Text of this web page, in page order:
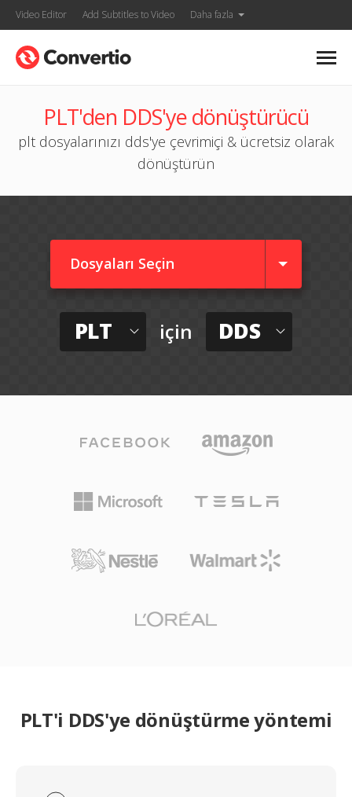
Video Editor Add Subtitles to Video Daha fazla
PLT'den DDS'ye dönüştürücü
plt dosyalarınızı dds'ye çevrimiçi & ücretsiz olarak
dönüştürün
Dosyaları Seçin
PLT için DDS
PLT'i DDS'ye dönüştürme yöntemi